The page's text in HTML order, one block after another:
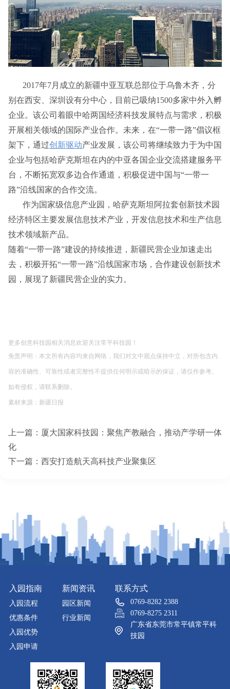
2017年7月成立的新疆中亚互联总部位于乌鲁木齐，分
别在西安、深圳设有分中心，目前已吸纳1500多家中外入孵
企业。该公司着眼中哈两国经济科技发展特点与需求，积极
开展相关领域的国际产业合作。未来，在“一带一路”倡议框
架下，通过创新驱动产业发展，该公司将继续致力于为中国
企业与包括哈萨克斯坦在内的中亚各国企业交流搭建服务平
台，不断拓宽双多边合作通道，积极促进中国与“一带一
路”沿线国家的合作交流。
作为国家级信息产业园，哈萨克斯坦阿拉套创新技术园
经济特区主要发展信息技术产业，开发信息技术和生产信息
技术领域新产品。
随着“一带一路”建设的持续推进，新疆民营企业加速走出
去，积极开拓“一带一路”沿线国家市场，合作建设创新技术
园，展现了新疆民营企业的实力。
更多创意科技园 相关消息欢迎关注常平科技园！
免责声明：本文所有内容均来自网络，我们对文中观点保持中立，对所包含内
容的准确性、可靠性或者完整性不提供任何明示或暗示的保证，请仅作参考。
如有侵权，请联系删除。
素材来源 ：新疆日报
上一篇： 厦大国家科技园：聚焦产教融合，推动产学研一体
化
下一篇： 西安打造航天高科技产业聚集区
入园指南
入园流程
优惠条件
入园优势
入园申请
新闻资讯
园区新闻
行业新闻
联系方式
0769-8282 2388
0769-8275 2311
广东省东莞市常平镇常平科
技园